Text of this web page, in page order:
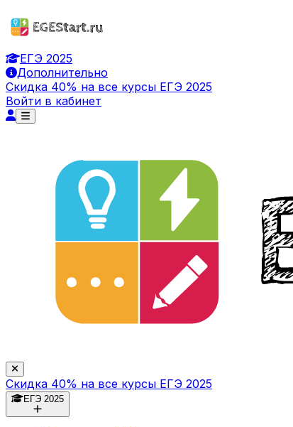
ЕГЭ 2025
Дополнительно
Скидка 40% на все курсы ЕГЭ 2025
Войти в кабинет
Скидка 40% на все курсы ЕГЭ 2025
ЕГЭ 2025